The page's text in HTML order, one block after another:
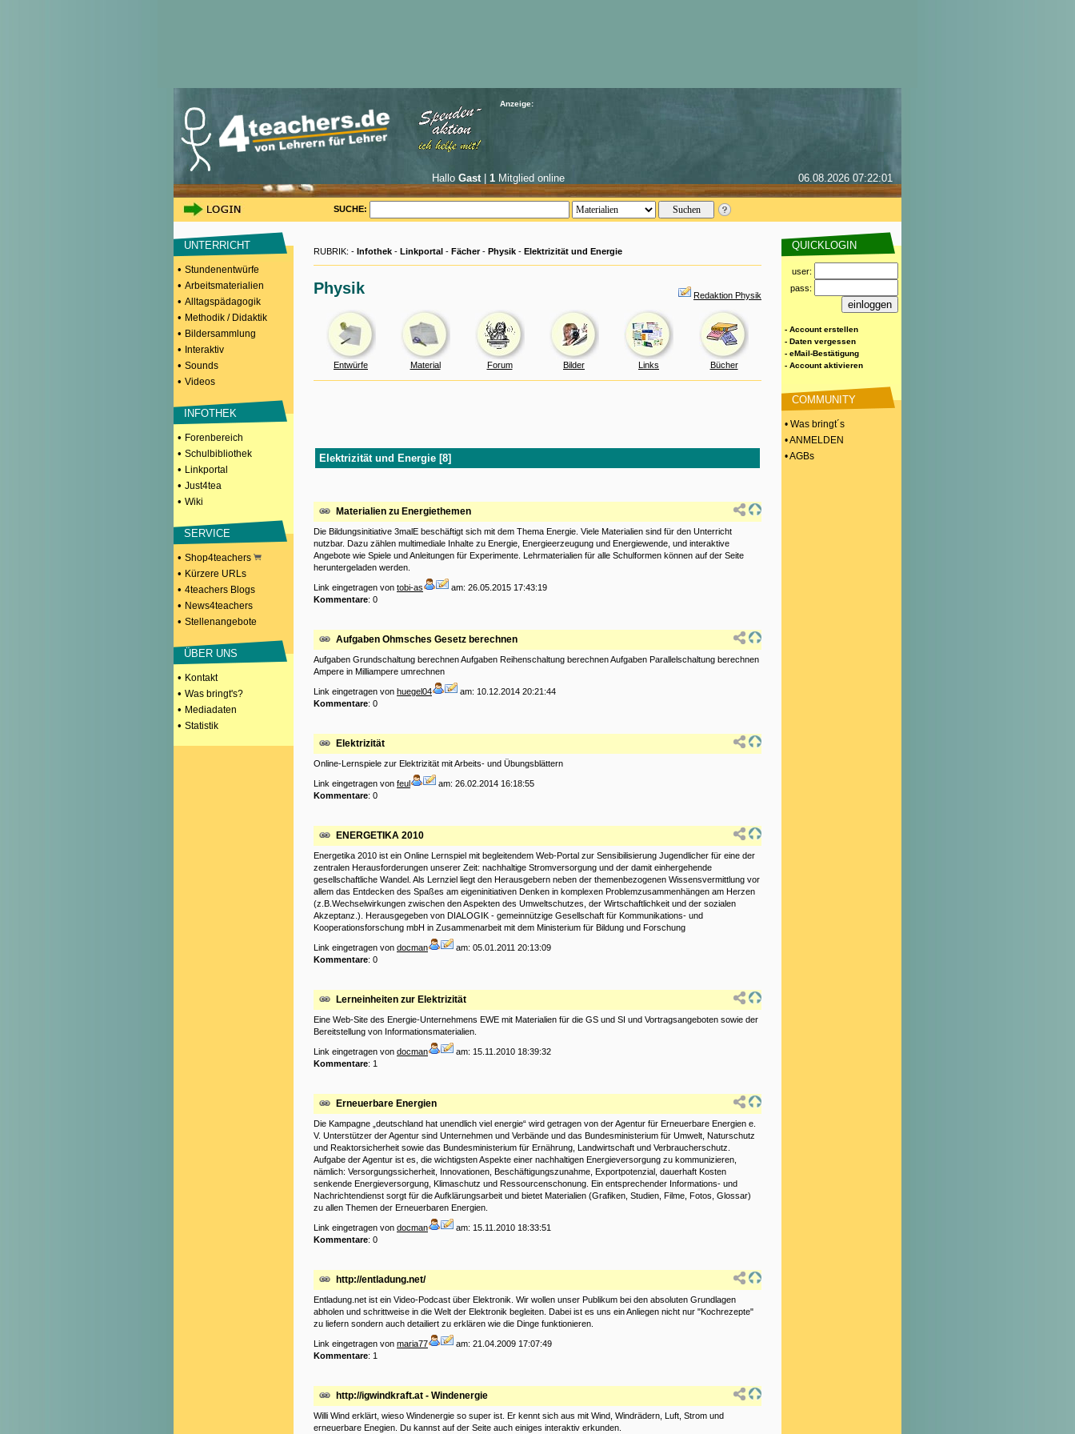
Anzeige:
Hallo Gast| 1 Mitglied online 06.08.2026 07:22:01
SUCHE:
UNTERRICHT
• Stundenentwürfe
• Arbeitsmaterialien
• Alltagspädagogik
• Methodik / Didaktik
• Bildersammlung
• Interaktiv
• Sounds
• Videos
INFOTHEK
• Forenbereich
• Schulbibliothek
• Linkportal
• Just4tea
• Wiki
SERVICE
• Shop4teachers
• Kürzere URLs
• 4teachers Blogs
• News4teachers
• Stellenangebote
ÜBER UNS
• Kontakt
• Was bringt's?
• Mediadaten
• Statistik
RUBRIK: - Infothek - Linkportal - Fächer- Physik - Elektrizität und Energie
Physik Redaktion Physik
Entwürfe Material Forum Bilder Links Bücher
Elektrizität und Energie [8]
Materialien zu Energiethemen
Die Bildungsinitiative 3malE beschäftigt sich mit dem Thema Energie. Viele Materialien sind für den Unterricht
nutzbar. Dazu zählen multimediale Inhalte zu Energie, Energieerzeugung und Energiewende, und interaktive
Angebote wie Spiele und Anleitungen für Experimente. Lehrmaterialien für alle Schulformen können auf der Seite
heruntergeladen werden.
Link eingetragen von tobi-as
am: 26.05.2015 17:43:19
Kommentare: 0
Aufgaben Ohmsches Gesetz berechnen
Aufgaben Grundschaltung berechnen Aufgaben Reihenschaltung berechnen Aufgaben Parallelschaltung berechnen
Ampere in Milliampere umrechnen
Link eingetragen von huegel04
am: 10.12.2014 20:21:44
Kommentare: 0
Elektrizität
Online-Lernspiele zur Elektrizität mit Arbeits- und Übungsblättern
Link eingetragen von feul
am: 26.02.2014 16:18:55
Kommentare: 0
ENERGETIKA 2010
Energetika 2010 ist ein Online Lernspiel mit begleitendem Web-Portal zur Sensibilisierung Jugendlicher für eine der
zentralen Herausforderungen unserer Zeit: nachhaltige Stromversorgung und der damit einhergehende
gesellschaftliche Wandel. Als Lernziel liegt den Herausgebern neben der themenbezogenen Wissensvermittlung vor
allem das Entdecken des Spaßes am eigeninitiativen Denken in komplexen Problemzusammenhängen am Herzen
(z.B.Wechselwirkungen zwischen den Aspekten des Umweltschutzes, der Wirtschaftlichkeit und der sozialen
Akzeptanz.). Herausgegeben von DIALOGIK - gemeinnützige Gesellschaft für Kommunikations- und
Kooperationsforschung mbH in Zusammenarbeit mit dem Ministerium für Bildung und Forschung
Link eingetragen von docman
am: 05.01.2011 20:13:09
Kommentare: 0
Lerneinheiten zur Elektrizität
Eine Web-Site des Energie-Unternehmens EWE mit Materialien für die GS und SI und Vortragsangeboten sowie der
Bereitstellung von Informationsmaterialien.
Link eingetragen von docman
am: 15.11.2010 18:39:32
Kommentare: 1
Erneuerbare Energien
Die Kampagne „deutschland hat unendlich viel energie“ wird getragen von der Agentur für Erneuerbare Energien e.
V. Unterstützer der Agentur sind Unternehmen und Verbände und das Bundesministerium für Umwelt, Naturschutz
und Reaktorsicherheit sowie das Bundesministerium für Ernährung, Landwirtschaft und Verbraucherschutz.
Aufgabe der Agentur ist es, die wichtigsten Aspekte einer nachhaltigen Energieversorgung zu kommunizieren,
nämlich: Versorgungssicherheit, Innovationen, Beschäftigungszunahme, Exportpotenzial, dauerhaft Kosten
senkende Energieversorgung, Klimaschutz und Ressourcenschonung. Ein entsprechender Informations- und
Nachrichtendienst sorgt für die Aufklärungsarbeit und bietet Materialien (Grafiken, Studien, Filme, Fotos, Glossar)
zu allen Themen der Erneuerbaren Energien.
Link eingetragen von docman
am: 15.11.2010 18:33:51
Kommentare: 0
http://entladung.net/
Entladung.net ist ein Video-Podcast über Elektronik. Wir wollen unser Publikum bei den absoluten Grundlagen
abholen und schrittweise in die Welt der Elektronik begleiten. Dabei ist es uns ein Anliegen nicht nur "Kochrezepte"
zu liefern sondern auch detailiert zu erklären wie die Dinge funktionieren.
Link eingetragen von maria77
am: 21.04.2009 17:07:49
Kommentare: 1
http://igwindkraft.at - Windenergie
Willi Wind erklärt, wieso Windenergie so super ist. Er kennt sich aus mit Wind, Windrädern, Luft, Strom und
erneuerbare Enegien. Du kannst auf der Seite auch einiges interaktiv erkunden.
QUICKLOGIN
user:
pass:
- Account erstellen
- Daten vergessen
- eMail-Bestätigung
- Account aktivieren
COMMUNITY
• Was bringt´s
• ANMELDEN
• AGBs